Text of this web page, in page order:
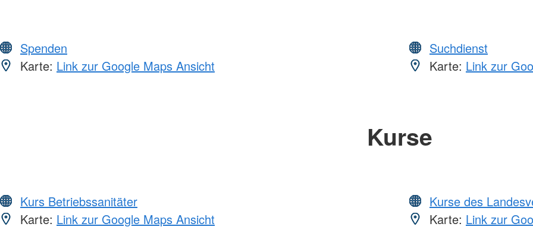
Spenden
Karte: Link zur Google Maps Ansicht
Suchdienst
Karte: Link zur
Kurse
Kurs Betriebssanitäter
Karte: Link zur Google Maps Ansicht
Kurse des
Karte: Link zur